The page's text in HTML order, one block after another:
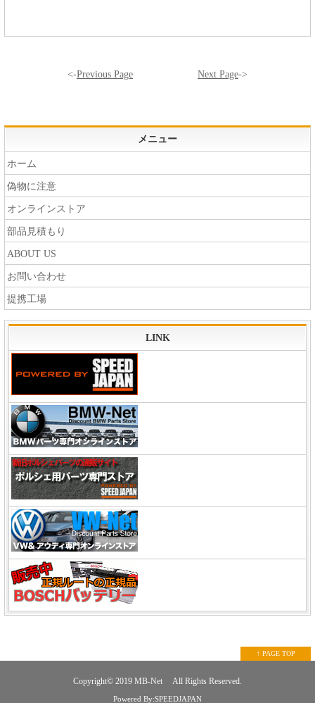
<-Previous Page Next Page->
メニュー
ホーム
偽物に注意
オンラインストア
部品見積もり
ABOUT US
お問い合わせ
提携工場
LINK
↑ PAGE TOP
Copyright© 2019 MB-Net All Rights Reserved.
Powered By:SPEEDJAPAN